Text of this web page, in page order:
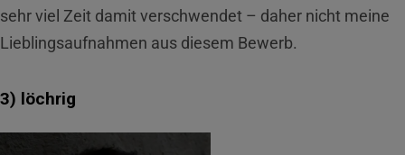
sehr viel Zeit damit verschwendet – daher nicht meine
Lieblingsaufnahmen aus diesem Bewerb.
3) löchrig